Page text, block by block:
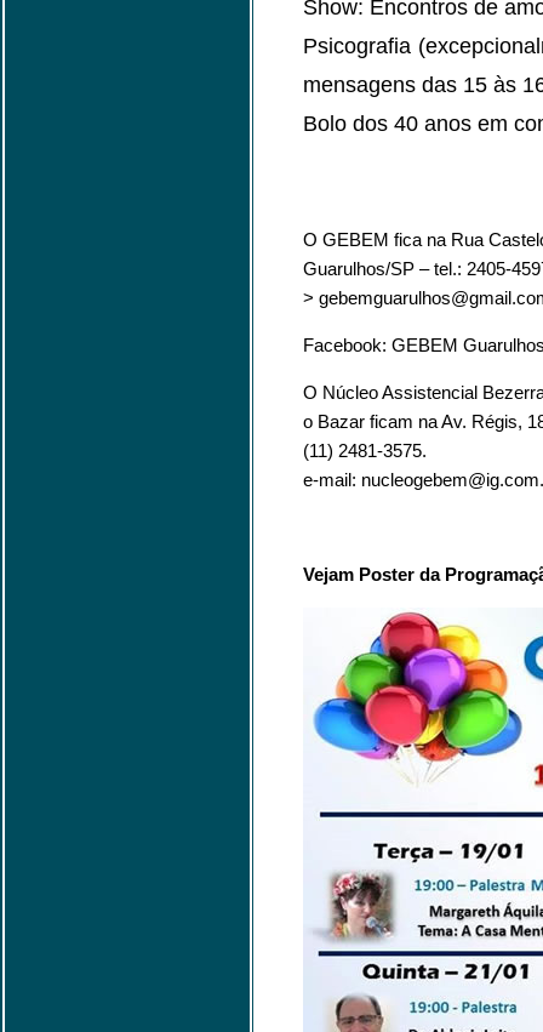
Show: Encontros de
Psicografia
mensagens das 15 às
Bolo dos 40 anos em
O GEBEM fica na Rua
Guarulhos/SP – tel.: 2405-
>
Facebook: GEBEM
O Núcleo Assistencial
o Bazar ficam na Av. Régis,
(11) 2481-3575.
e-mail:
Vejam Poster da